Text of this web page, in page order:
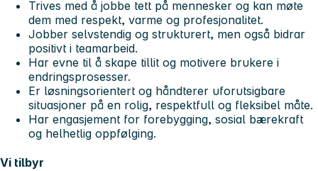
Trives med å jobbe tett på mennesker og kan møte
dem med respekt, varme og profesjonalitet.
Jobber selvstendig og strukturert, men også bidrar
positivt i teamarbeid.
Har evne til å skape tillit og motivere brukere i
endringsprosesser.
Er løsningsorientert og håndterer uforutsigbare
situasjoner på en rolig, respektfull og fleksibel måte.
Har engasjement for forebygging, sosial bærekraft
og helhetlig oppfølging.
Vi tilbyr